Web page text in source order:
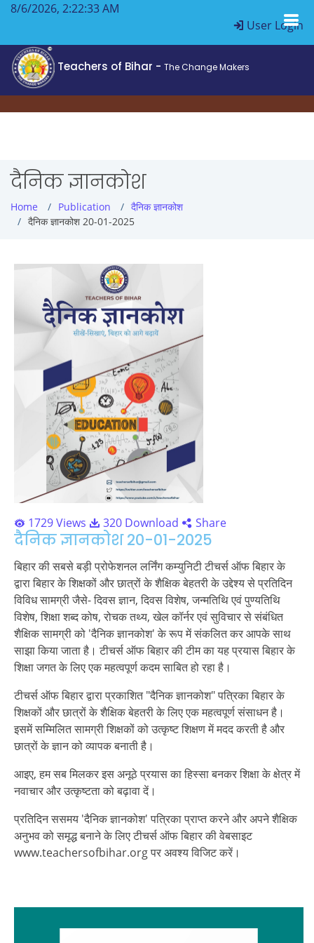
8/6/2026, 2:22:33 AM
User Login
Teachers of Bihar - The Change Makers
दैनिक ज्ञानकोश
Home Publication
दैनिक ज्ञानकोश
दैनिक ज्ञानकोश 20-01-2025
1729 Views 320 Download Share
दैनिक ज्ञानकोश 20-01-2025
बिहार की सबसे बड़ी प्रोफेशनल लर्निंग कम्युनिटी टीचर्स ऑफ बिहार के
द्वारा बिहार के शिक्षकों और छात्रों के शैक्षिक बेहतरी के उद्देश्य से प्रतिदिन
विविध सामग्री जैसे- दिवस ज्ञान, दिवस विशेष, जन्मतिथि एवं पुण्यतिथि
विशेष, शिक्षा शब्द कोष, रोचक तथ्य, खेल कॉर्नर एवं सुविचार से संबंधित
शैक्षिक सामग्री को 'दैनिक ज्ञानकोश' के रूप में संकलित कर आपके साथ
साझा किया जाता है। टीचर्स ऑफ बिहार की टीम का यह प्रयास बिहार के
शिक्षा जगत के लिए एक महत्वपूर्ण कदम साबित हो रहा है।
टीचर्स ऑफ बिहार द्वारा प्रकाशित "दैनिक ज्ञानकोश" पत्रिका बिहार के
शिक्षकों और छात्रों के शैक्षिक बेहतरी के लिए एक महत्वपूर्ण संसाधन है।
इसमें सम्मिलित सामग्री शिक्षकों को उत्कृष्ट शिक्षण में मदद करती है और
छात्रों के ज्ञान को व्यापक बनाती है।
आइए, हम सब मिलकर इस अनूठे प्रयास का हिस्सा बनकर शिक्षा के क्षेत्र में
नवाचार और उत्कृष्टता को बढ़ावा दें।
प्रतिदिन ससमय 'दैनिक ज्ञानकोश' पत्रिका प्राप्त करने और अपने शैक्षिक
अनुभव को समृद्ध बनाने के लिए टीचर्स ऑफ बिहार की वेबसाइट
www.teachersofbihar.org पर अवश्य विजिट करें।